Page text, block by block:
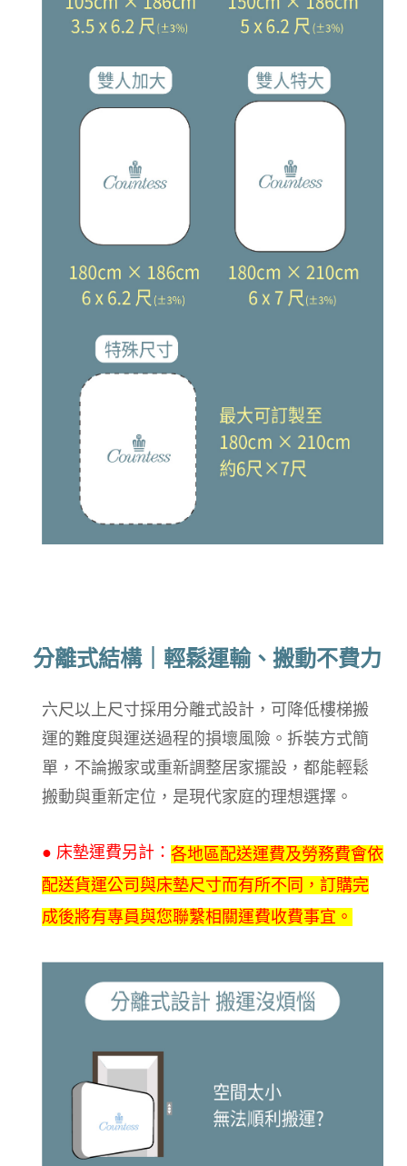
分離式結構｜輕鬆運輸、搬動不費力
六尺以上尺寸採用分離式設計，可降低樓梯搬
運的難度與運送過程的損壞風險。拆裝方式簡
單，不論搬家或重新調整居家擺設，都能輕鬆
搬動與重新定位，是現代家庭的理想選擇。
● 床墊運費另計： 各地區配送運費及勞務費會依
配送貨運公司與床墊尺寸而有所不同，訂購完
成後將有專員與您聯繫相關運費收費事宜。